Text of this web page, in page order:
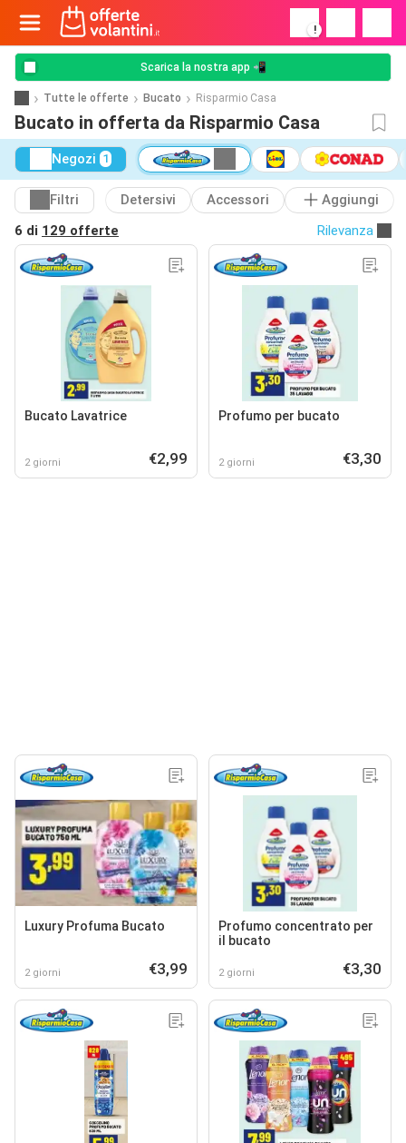
!
Scarica la nostra app 📲
Tutte le offerte Bucato Risparmio Casa
Bucato in offerta da Risparmio Casa
Negozi 1
Filtri Detersivi Accessori
Aggiungi
6 di 129 offerte Rilevanza
Bucato Lavatrice
2 giorni €2,99
Profumo per bucato
2 giorni €3,30
Luxury Profuma Bucato
2 giorni €3,99
Profumo concentrato per
il bucato
2 giorni €3,30